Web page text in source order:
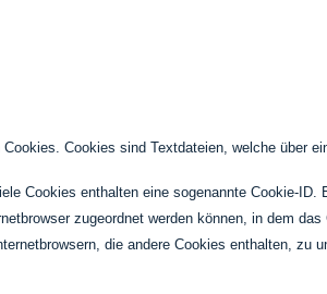
Cookies sind Textdateien, welche über
Cookies enthalten eine sogenannte Cookie-
zugeordnet werden können, in dem
die andere Cookies enthalten,